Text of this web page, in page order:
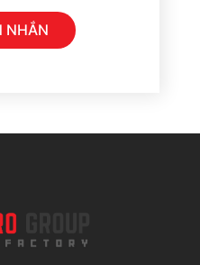
NHẮN